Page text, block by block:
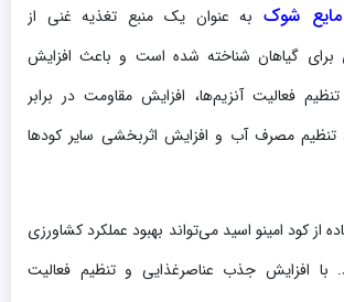
شوکبه عنوان یک منبع تغذیه غنی از
برای گیاهان شناخته شده است و باعث افزایش
فعالیت آنزیم‌ها، افزایش مقاومت در برابر
تنظیم مصرف آب و افزایش اثربخشی سایر کودها
از کود امینو اسید می‌تواند بهبود عملکرد کشاورزی
با افزایش جذب عناصرغذایی و تنظیم فعالیت